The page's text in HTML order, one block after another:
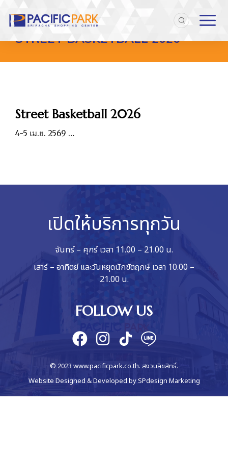
You are here:
Home Entries tagged with "Street Basketball 2026"
STREET BASKETBALL 2026
Street Basketball 2026
4-5 เม.ย. 2569 …
เปิดให้บริการทุกวัน
จันทร์ – ศุกร์ เวลา 11.00 – 21.00 น.
เสาร์ – อาทิตย์ และวันหยุดนักขัตฤกษ์ เวลา 10.00 –
21.00 น.
FOLLOW US
© 2023 www.pacificpark.co.th. สงวนลิขสิทธิ์.
Website Designed & Developed bySPdesign Marketing